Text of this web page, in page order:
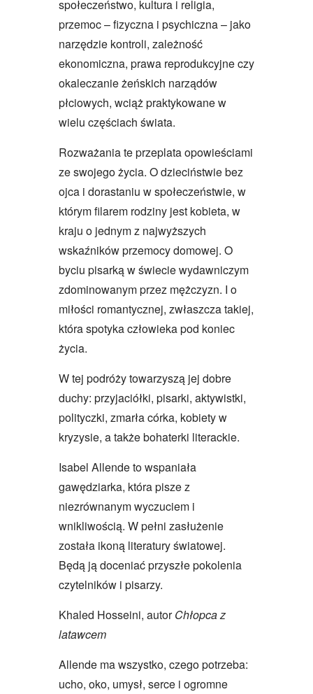
społeczeństwo, kultura i religia,
przemoc – fizyczna i psychiczna – jako
narzędzie kontroli, zależność
ekonomiczna, prawa reprodukcyjne czy
okaleczanie żeńskich narządów
płciowych, wciąż praktykowane w
wielu częściach świata.
Rozważania te przeplata opowieściami
ze swojego życia. O dzieciństwie bez
ojca i dorastaniu w społeczeństwie, w
którym filarem rodziny jest kobieta, w
kraju o jednym z najwyższych
wskaźników przemocy domowej. O
byciu pisarką w świecie wydawniczym
zdominowanym przez mężczyzn. I o
miłości romantycznej, zwłaszcza takiej,
która spotyka człowieka pod koniec
życia.
W tej podróży towarzyszą jej dobre
duchy: przyjaciółki, pisarki, aktywistki,
polityczki, zmarła córka, kobiety w
kryzysie, a także bohaterki literackie.
Isabel Allende to wspaniała
gawędziarka, która pisze z
niezrównanym wyczuciem i
wnikliwością. W pełni zasłużenie
została ikoną literatury światowej.
Będą ją doceniać przyszłe pokolenia
czytelników i pisarzy.
Khaled Hosseini, autorChłopca z
latawcem
Allende ma wszystko, czego potrzeba:
ucho, oko, umysł, serce i ogromne